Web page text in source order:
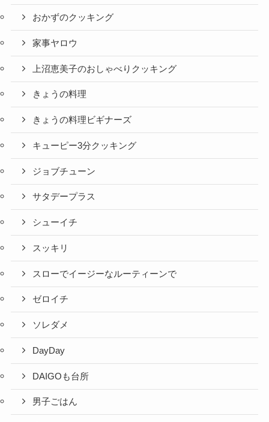
おかずのクッキング
家事ヤロウ
上沼恵美子のおしゃべりクッキング
きょうの料理
きょうの料理ビギナーズ
キューピー3分クッキング
ジョブチューン
サタデープラス
シューイチ
スッキリ
スローでイージーなルーティーンで
ゼロイチ
ソレダメ
DayDay
DAIGOも台所
男子ごはん